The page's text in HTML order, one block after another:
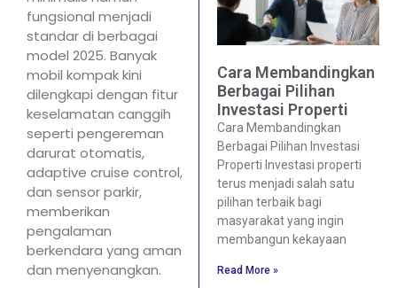
fungsional menjadi
standar di berbagai
model 2025. Banyak
mobil kompak kini
dilengkapi dengan fitur
keselamatan canggih
seperti pengereman
darurat otomatis,
adaptive cruise control,
dan sensor parkir,
memberikan
pengalaman
berkendara yang aman
dan menyenangkan.
Cara Membandingkan
Berbagai Pilihan
Investasi Properti
Cara Membandingkan
Berbagai Pilihan Investasi
Properti Investasi properti
terus menjadi salah satu
pilihan terbaik bagi
masyarakat yang ingin
membangun kekayaan
Read More »